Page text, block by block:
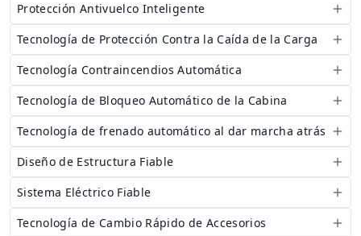
Protección Antivuelco Inteligente
Tecnología de Protección Contra la Caída de la Carga
Tecnología Contraincendios Automática
Tecnología de Bloqueo Automático de la Cabina
Tecnología de frenado automático al dar marcha atrás
Diseño de Estructura Fiable
Sistema Eléctrico Fiable
Tecnología de Cambio Rápido de Accesorios